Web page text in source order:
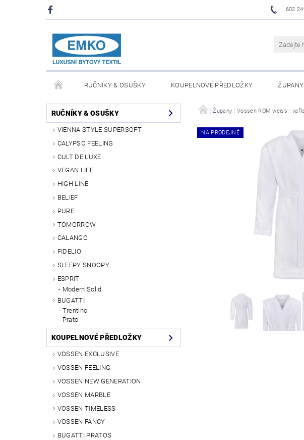
602
RUČNÍKY & OSUŠKY KOUPELNOVÉ PŘEDLOŽKY ŽUPANY
PŘIKRÝVKY & POLŠTÁŘE DEKY A PLÉDY UBRUSY A UTĚRKY
OBCHODNÍ PODMÍNKY
RUČNÍKY & OSUŠKY
VIENNA STYLE SUPERSOFT
CALYPSO FEELING
CULT DE LUXE
VEGAN LIFE
HIGH LINE
BELIEF
PURE
TOMORROW
CALANGO
FIDELIO
SLEEPY SNOOPY
ESPRIT
Modern Solid
BUGATTI
Trentino
Prato
KOUPELNOVÉ PŘEDLOŽKY
VOSSEN EXCLUSIVE
VOSSEN FEELING
VOSSEN NEW GENERATION
VOSSEN MARBLE
VOSSEN TIMELESS
VOSSEN FANCY
BUGATTI PRATOS
Župany Vossen ROM weiss -
NA PRODEJNĚ